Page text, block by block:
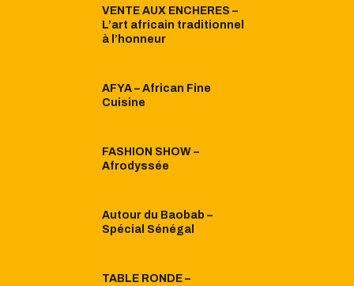
VENTE AUX ENCHERES –
L’art africain traditionnel
à l’honneur
AFYA – African Fine
Cuisine
FASHION SHOW –
Afrodyssée
Autour du Baobab –
Spécial Sénégal
TABLE RONDE –